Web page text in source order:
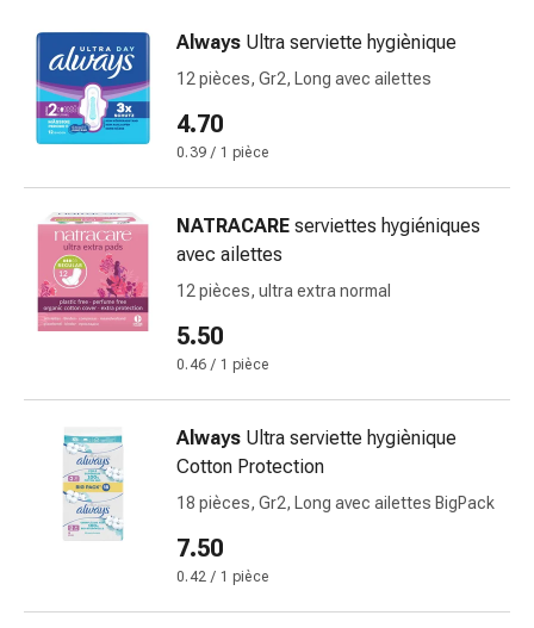
Nettoyeur
nez
Mouchoirs
papier
Rhume
Soins
des
plaies
et
élastiques
Compresses
Pansements
doigts
Pansements
Always Ultra serviette hygiènique
12 pièces, Gr2, Long avec ailettes
4.70
0.39 / 1 pièce
NATRACARE serviettes hygiéniques
avec ailettes
12 pièces, ultra extra normal
5.50
0.46 / 1 pièce
Always Ultra serviette hygiènique
Cotton Protection
18 pièces, Gr2, Long avec ailettes BigPack
7.50
0.42 / 1 pièce